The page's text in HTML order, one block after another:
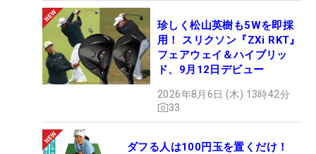
珍しく松山英樹も5Wを即採
用！ スリクソン『ZXi RKT』
フェアウェイ＆ハイブリッ
ド、9月12日デビュー
2026年8月6日 (木) 13時42分
33
ダフる人は100円玉を置くだけ！